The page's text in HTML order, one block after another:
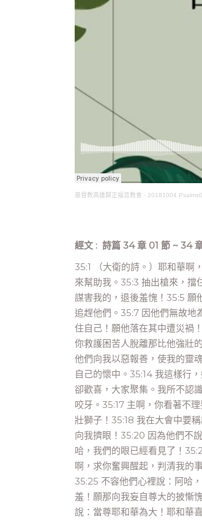
基督教高雄歸正福音教會 · 20181004
經文 : 詩篇 34 章 01 節 ~ 34
35:1 （大衛的詩。）耶和華啊
來幫助我。35:3 抽出槍來，擋
謀害我的，退後羞愧！35:5 願
追趕他們。35:7 因他們無故地
住自己！願他落在其中遭災禍
你救護困苦人脫離那比他強壯
他們向我以惡報善，使我的靈
自己的懷中。35:14 我這樣行
卻歡喜，大家聚集。我所不認
咬牙。35:17 主啊，你看著不
壯獅子！35:18 我在大會中要
向我擠眼！35:20 因為他們不
哈，我們的眼已經看見了！
啊，求你奮興醒起，判清我的
35:25 不容他們心裡說：阿哈
羞！願那向我妄自尊大的披慚
說：當尊耶和華為大！耶和華